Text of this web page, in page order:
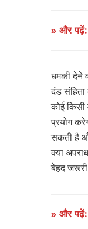
» और
धमकी देने
दंड
कोई
प्रयोग
सकती है
क्या
बेहद
» और